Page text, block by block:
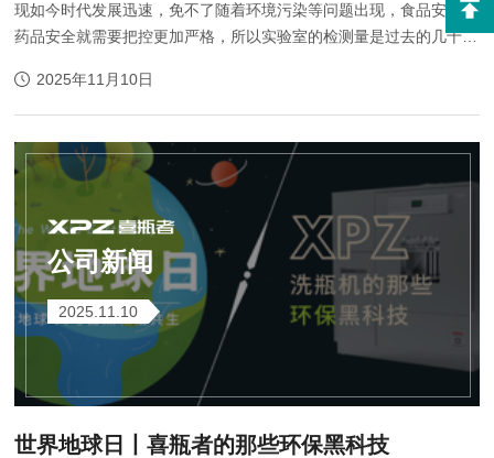
现如今时代发展迅速，免不了随着环境污染等问题出现，食品安全、
药品安全就需要把控更加严格，所以实验室的检测量是过去的几十
高实验室自动化水平，减少不必要的...
2025年11月10日
公司新闻
2025.11.10
世界地球日丨喜瓶者的那些环保黑科技